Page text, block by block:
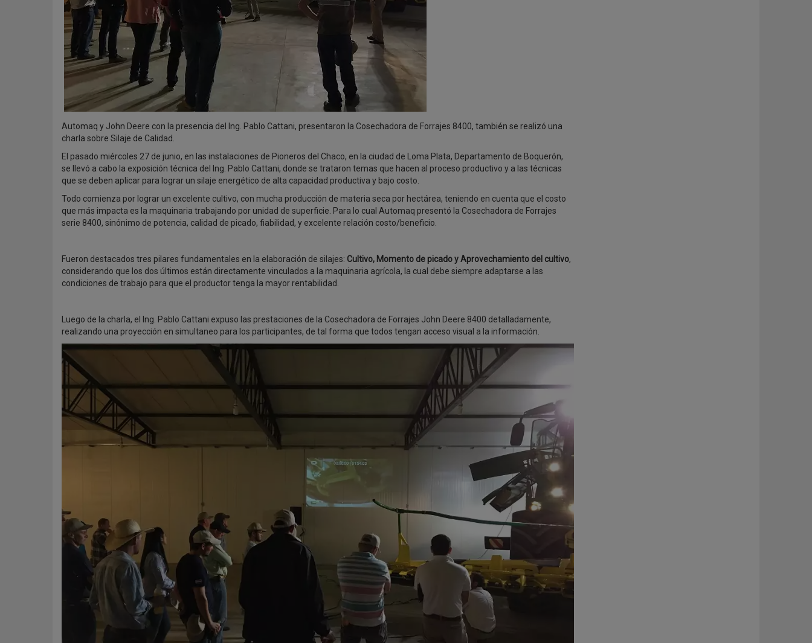
Automaq y John Deere con la presencia del Ing. Pablo Cattani, presentaron la Cosechadora de Forrajes 8400, también se realizó una
charla sobre Silaje de Calidad.
El pasado miércoles 27 de junio, en las instalaciones de Pioneros del Chaco, en la ciudad de Loma Plata, Departamento de Boquerón,
se llevó a cabo la exposición técnica del Ing. Pablo Cattani, donde se trataron temas que hacen al proceso productivo y a las técnicas
que se deben aplicar para lograr un silaje energético de alta capacidad productiva y bajo costo.
Todo comienza por lograr un excelente cultivo, con mucha producción de materia seca por hectárea, teniendo en cuenta que el costo
que más impacta es la maquinaria trabajando por unidad de superficie. Para lo cual Automaq presentó la Cosechadora de Forrajes
serie 8400, sinónimo de potencia, calidad de picado, fiabilidad, y excelente relación costo/beneficio.
Fueron destacados tres pilares fundamentales en la elaboración de silajes: Cultivo, Momento de picado y Aprovechamiento del cultivo,
considerando que los dos últimos están directamente vinculados a la maquinaria agrícola, la cual debe siempre adaptarse a las
condiciones de trabajo para que el productor tenga la mayor rentabilidad.
Luego de la charla, el Ing. Pablo Cattani expuso las prestaciones de la Cosechadora de Forrajes John Deere 8400 detalladamente,
realizando una proyección en simultaneo para los participantes, de tal forma que todos tengan acceso visual a la información.